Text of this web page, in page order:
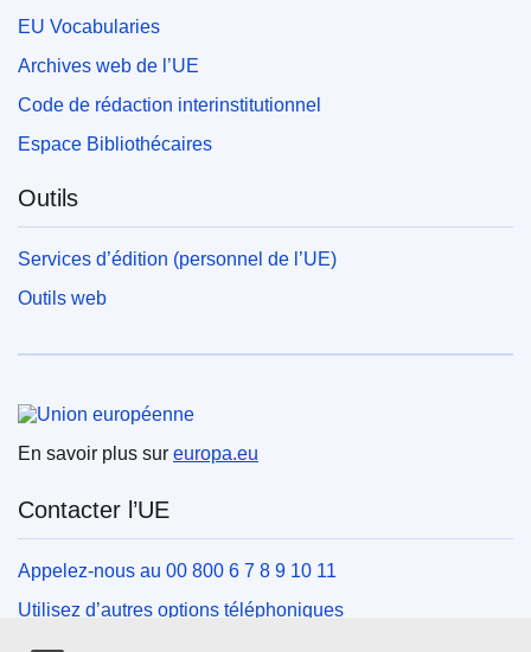
EU Vocabularies
Archives web de l’UE
Code de rédaction interinstitutionnel
Espace Bibliothécaires
Outils
Services d’édition (personnel de l’UE)
Outils web
En savoir plus sur europa.eu
Contacter l’UE
Appelez-nous au 00 800 6 7 8 9 10 11
Utilisez d’autres options téléphoniques